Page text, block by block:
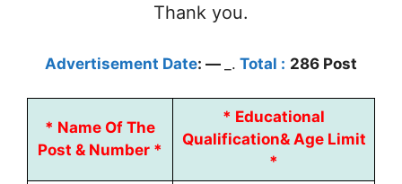
Thank you.
Advertisement Date: — _. Total : 286 Post
* Name Of The
Post & Number *
* Educational
Qualification& Age Limit
*